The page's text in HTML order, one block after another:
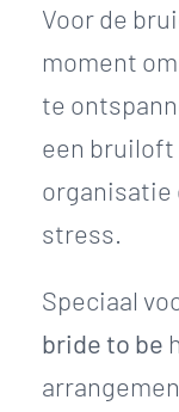
Voor de
moment
te
een
organisatie
stress.
Speciaal
bride to be